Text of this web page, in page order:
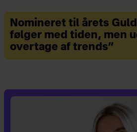
Nomineret til årets
følger med tiden, men
overtage af trends”